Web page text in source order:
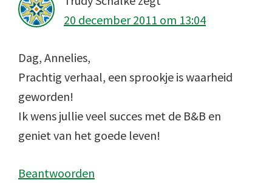
20 december 2011 om 13:04
Dag, Annelies,
Prachtig verhaal, een sprookje is waarheid
geworden!
Ik wens jullie veel succes met de B&B en
geniet van het goede leven!
Beantwoorden